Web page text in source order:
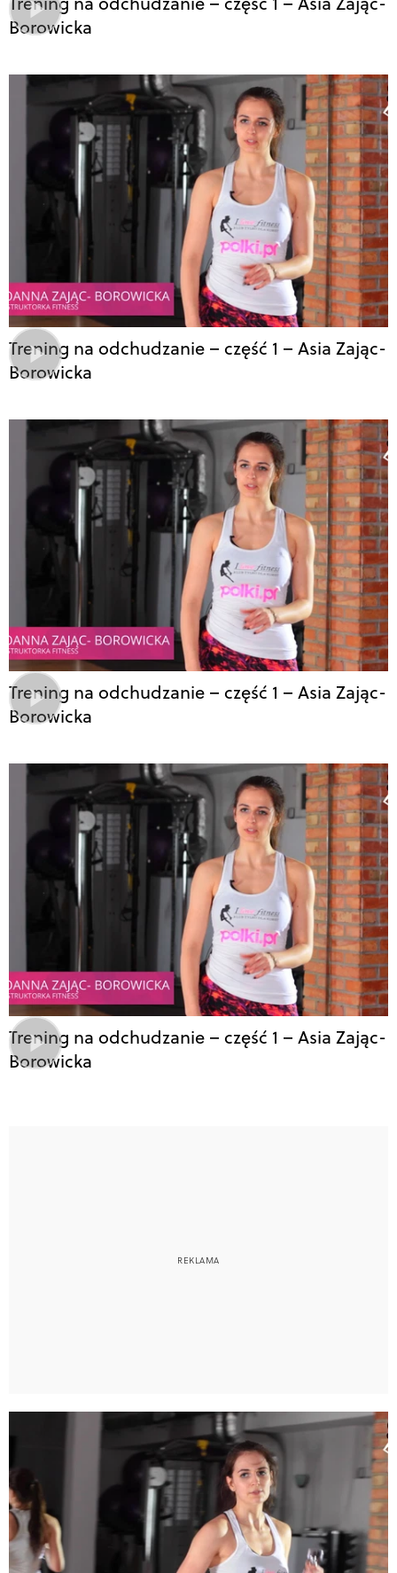
Borowicka
Trening na odchudzanie – część 1 – Asia Zając-
Borowicka
Trening na odchudzanie – część 1 – Asia Zając-
Borowicka
Trening na odchudzanie – część 1 – Asia Zając-
Borowicka